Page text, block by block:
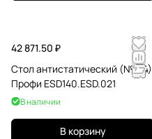
42 871.50 ₽
Стол антистатический (№144)
Профи ESD140.ESD.021
В наличии
В корзину